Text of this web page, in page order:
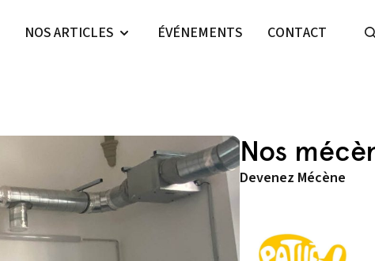
NOS ARTICLES ÉVÉNEMENTS CONTACT
Nos
Devenez Mécène